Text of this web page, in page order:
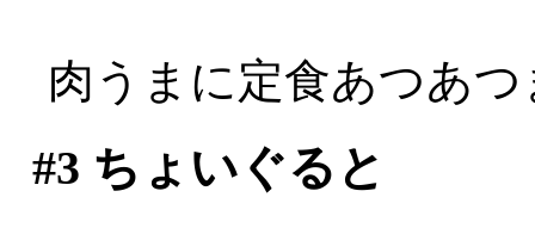
肉うまに定食あつあ
#3 ちょいぐると